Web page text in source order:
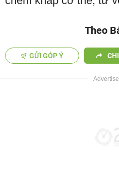
Theo
GỬI GÓP Ý